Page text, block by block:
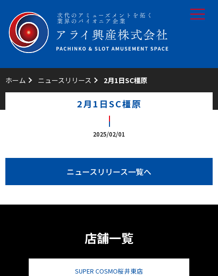
toggle
ホーム ニュースリリース 2月1日SC橿原
2月1日SC橿原
2025/02/01
ニュースリリース一覧へ
店舗一覧
SUPER COSMO桜井東店